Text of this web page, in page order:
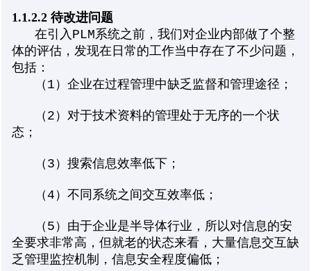
1.1.2.2 待改进问题
在引入PLM系统之前，我们对企业内部做了个整
体的评估，发现在日常的工作当中存在了不少问题，
包括：
（1）企业在过程管理中缺乏监督和管理途径；
（2）对于技术资料的管理处于无序的一个状
态；
（3）搜索信息效率低下；
（4）不同系统之间交互效率低；
（5）由于企业是半导体行业，所以对信息的安
全要求非常高，但就老的状态来看，大量信息交互缺
乏管理监控机制，信息安全程度偏低；